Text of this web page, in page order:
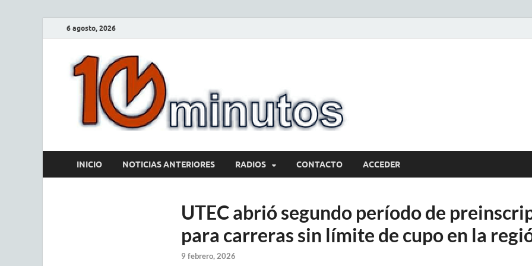
6 agosto, 2026
INICIO NOTICIAS ANTERIORES RADIOS CONTACTO ACCEDER
UTEC abrió segundo período de
para carreras sin límite de cupo en la
9 febrero, 2026